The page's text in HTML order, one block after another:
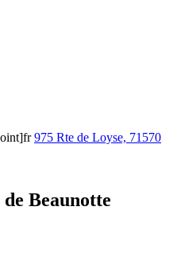
975 Rte de Loyse, 71570
Beaunotte